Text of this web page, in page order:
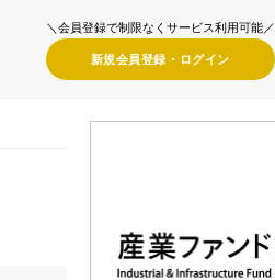
＼会員登録で制限なくサービス利用可能／
新規会員登録・ ログイン